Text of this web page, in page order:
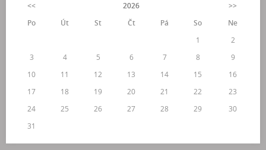
<<
2026
>>
Po
Út St Čt Pá So
Ne
1
2
3
4 5 6 7 8
9
10
11 12 13 14 15
16
17
18 19 20 21 22
23
24
25 26 27 28 29
30
31